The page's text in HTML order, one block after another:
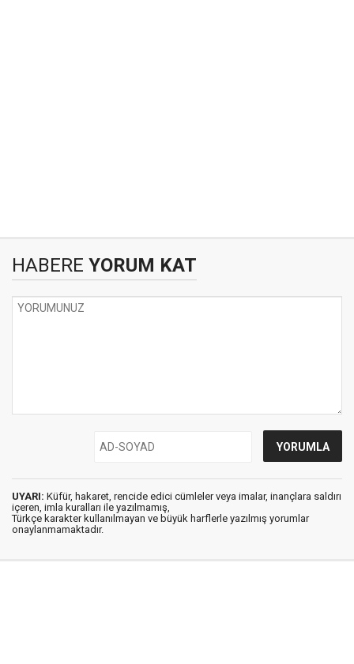
HABERE YORUM KAT
UYARI: Küfür, hakaret, rencide edici cümleler veya imalar, inançlara saldırı
içeren, imla kuralları ile yazılmamış,
Türkçe karakter kullanılmayan ve büyük harflerle yazılmış yorumlar
onaylanmamaktadır.